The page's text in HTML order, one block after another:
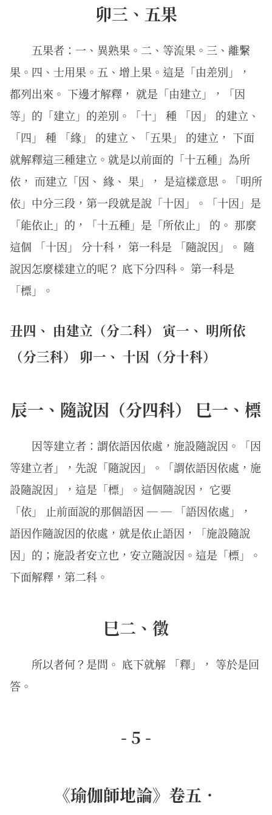
卯三、五果
五果者：一、異熟果。二、等流果。三、離繫
果。四、士用果。五、增上果。這是「由差別」，
都列出來。 下邊才解釋， 就是「由建立」，「因
等」的「建立」的差別。「十」 種 「因」 的建立、
「四」 種 「緣」 的建立、「五果」 的建立， 下面
就解釋這三種建立。就是以前面的「十五種」為所
依， 而建立「因、 緣、 果」， 是這樣意思。「明所
依」中分三段，第一段就是說「十因」。「十因」是
「能依止」的，「十五種」是「所依止」 的。 那麼
這個 「十因」 分十科， 第一科是 「隨說因」。 隨
說因怎麼樣建立的呢？ 底下分四科。 第一科是
「標」。
丑四、 由建立（分二科） 寅一、 明所依
（分三科） 卯一、 十因（分十科）
辰一、隨說因（分四科） 巳一、標
因等建立者：謂依語因依處，施設隨說因。「因
等建立者」，先說「隨說因」。「謂依語因依處，施
設隨說因」，這是「標」。這個隨說因， 它要
「依」 止前面說的那個語因 ─ ─ 「語因依處」，
語因作隨說因的依處，就是依止語因，「施設隨說
因」的；施設者安立也，安立隨說因。這是「標」。
下面解釋，第二科。
巳二、徵
所以者何？是問。 底下就解 「釋」， 等於是回
答。
- 5 -
《瑜伽師地論》卷五．